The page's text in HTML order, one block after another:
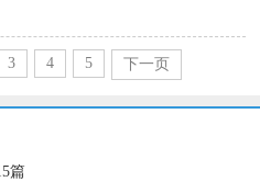
会社团部工作计划，欢...
3 4 5
下一页
篇